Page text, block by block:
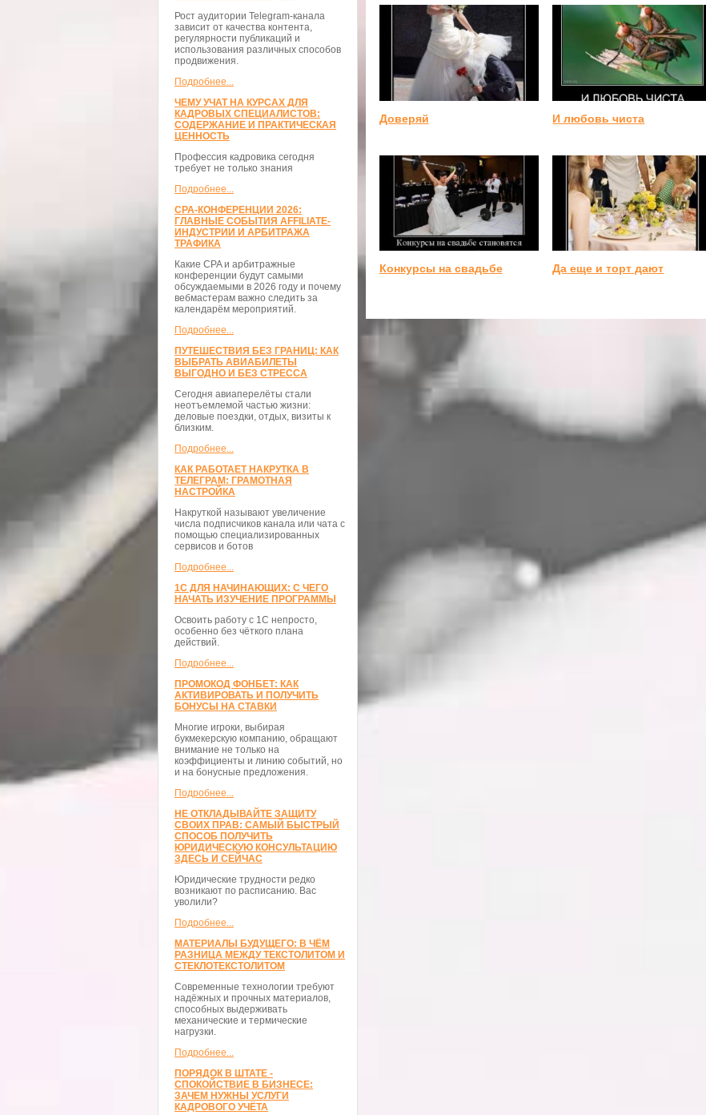
Рост аудитории Telegram-канала
зависит от качества контента,
регулярности публикаций и
использования различных способов
продвижения.
Подробнее...
ЧЕМУ УЧАТ НА КУРСАХ ДЛЯ
КАДРОВЫХ СПЕЦИАЛИСТОВ:
СОДЕРЖАНИЕ И ПРАКТИЧЕСКАЯ
ЦЕННОСТЬ
Профессия кадровика сегодня
требует не только знания
Подробнее...
CPA-КОНФЕРЕНЦИИ 2026:
ГЛАВНЫЕ СОБЫТИЯ AFFILIATE-
ИНДУСТРИИ И АРБИТРАЖА
ТРАФИКА
Какие CPA и арбитражные
конференции будут самыми
обсуждаемыми в 2026 году и почему
вебмастерам важно следить за
календарём мероприятий.
Подробнее...
ПУТЕШЕСТВИЯ БЕЗ ГРАНИЦ: КАК
ВЫБРАТЬ АВИАБИЛЕТЫ
ВЫГОДНО И БЕЗ СТРЕССА
Сегодня авиаперелёты стали
неотъемлемой частью жизни:
деловые поездки, отдых, визиты к
близким.
Подробнее...
КАК РАБОТАЕТ НАКРУТКА В
ТЕЛЕГРАМ: ГРАМОТНАЯ
НАСТРОЙКА
Накруткой называют увеличение
числа подписчиков канала или чата с
помощью специализированных
сервисов и ботов
Подробнее...
1С ДЛЯ НАЧИНАЮЩИХ: С ЧЕГО
НАЧАТЬ ИЗУЧЕНИЕ ПРОГРАММЫ
Освоить работу с 1С непросто,
особенно без чёткого плана
действий.
Подробнее...
ПРОМОКОД ФОНБЕТ: КАК
АКТИВИРОВАТЬ И ПОЛУЧИТЬ
БОНУСЫ НА СТАВКИ
Многие игроки, выбирая
букмекерскую компанию, обращают
внимание не только на
коэффициенты и линию событий, но
и на бонусные предложения.
Подробнее...
НЕ ОТКЛАДЫВАЙТЕ ЗАЩИТУ
СВОИХ ПРАВ: САМЫЙ БЫСТРЫЙ
СПОСОБ ПОЛУЧИТЬ
ЮРИДИЧЕСКУЮ КОНСУЛЬТАЦИЮ
ЗДЕСЬ И СЕЙЧАС
Юридические трудности редко
возникают по расписанию. Вас
уволили?
Подробнее...
МАТЕРИАЛЫ БУДУЩЕГО: В ЧЁМ
РАЗНИЦА МЕЖДУ ТЕКСТОЛИТОМ И
СТЕКЛОТЕКСТОЛИТОМ
Современные технологии требуют
надёжных и прочных материалов,
способных выдерживать
механические и термические
нагрузки.
Подробнее...
ПОРЯДОК В ШТАТЕ -
СПОКОЙСТВИЕ В БИЗНЕСЕ:
ЗАЧЕМ НУЖНЫ УСЛУГИ
КАДРОВОГО УЧЁТА
Доверяй И любовь чиста
Конкурсы на свадьбе Да еще и торт дают